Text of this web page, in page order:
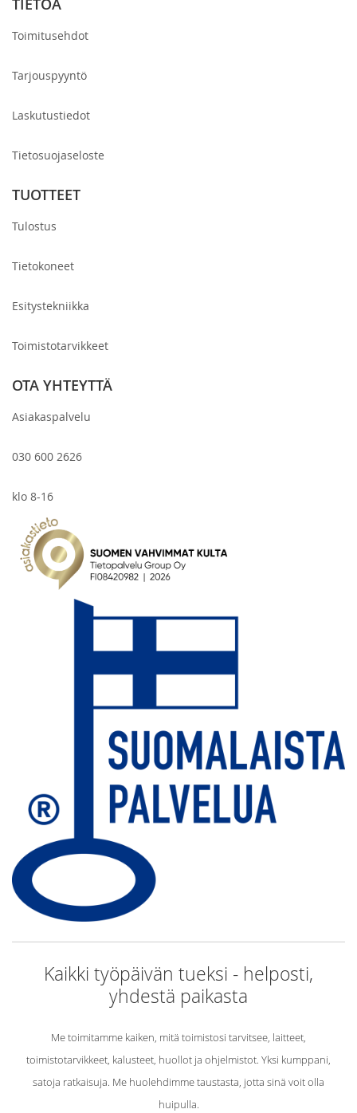
TIETOA
Toimitusehdot
Tarjouspyyntö
Laskutustiedot
Tietosuojaseloste
TUOTTEET
Tulostus
Tietokoneet
Esitystekniikka
Toimistotarvikkeet
OTA YHTEYTTÄ
Asiakaspalvelu
030 600 2626
klo 8-16
Kaikki työpäivän tueksi - helposti,
yhdestä paikasta
Me toimitamme kaiken, mitä toimistosi tarvitsee, laitteet,
toimistotarvikkeet, kalusteet, huollot ja ohjelmistot. Yksi kumppani,
satoja ratkaisuja. Me huolehdimme taustasta, jotta sinä voit olla
huipulla.